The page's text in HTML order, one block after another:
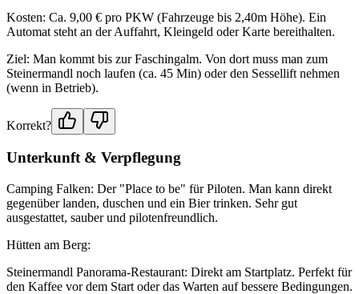
Kosten: Ca. 9,00 € pro PKW (Fahrzeuge bis 2,40m Höhe). Ein
Automat steht an der Auffahrt, Kleingeld oder Karte bereithalten.
Ziel: Man kommt bis zur Faschingalm. Von dort muss man zum
Steinermandl noch laufen (ca. 45 Min) oder den Sessellift nehmen
(wenn in Betrieb).
Korrekt?
Unterkunft & Verpflegung
Camping Falken: Der "Place to be" für Piloten. Man kann direkt
gegenüber landen, duschen und ein Bier trinken. Sehr gut
ausgestattet, sauber und pilotenfreundlich.
Hütten am Berg:
Steinermandl Panorama-Restaurant: Direkt am Startplatz. Perfekt für
den Kaffee vor dem Start oder das Warten auf bessere Bedingungen.